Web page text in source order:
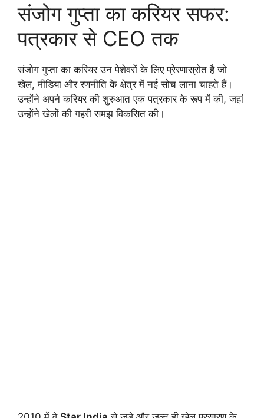
संजोग गुप्ता का करियर सफर:
पत्रकार से CEO तक
संजोग गुप्ता का करियर उन पेशेवरों के लिए प्रेरणास्रोत है जो
खेल, मीडिया और रणनीति के क्षेत्र में नई सोच लाना चाहते हैं।
उन्होंने अपने करियर की शुरुआत एक पत्रकार के रूप में की, जहां
उन्होंने खेलों की गहरी समझ विकसित की।